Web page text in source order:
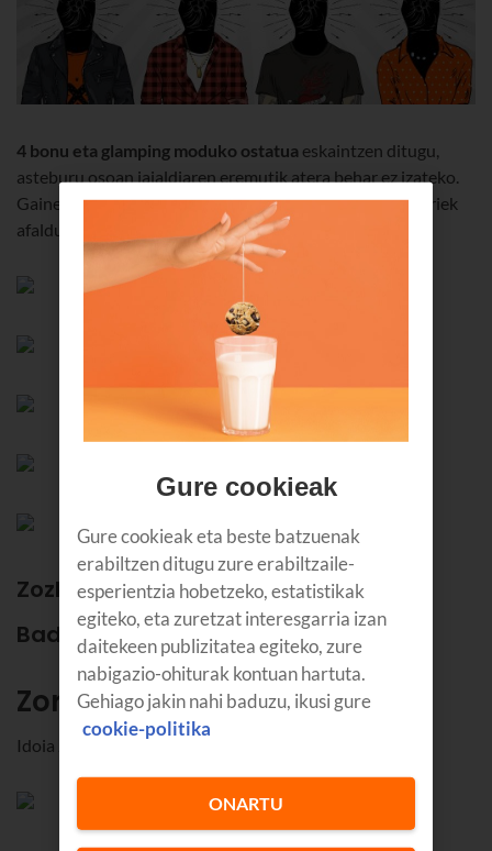
4 bonu eta glamping moduko ostatua eskaintzen ditugu,
asteburu osoan jaialdiaren eremutik atera behar ez izateko.
Gainera, backstagea ere erakutsiko dizuegu, eta musikariek
afalduko duten leku berean afalduko du guk ere.
Zozketa hau bukatu da.
Badugu irabazlea!
Zorionak!
Idoia Zuriarrain Arnal
Gure cookieak
Gure cookieak eta beste batzuenak
erabiltzen ditugu zure erabiltzaile-
esperientzia hobetzeko, estatistikak
egiteko, eta zuretzat interesgarria izan
daitekeen publizitatea egiteko, zure
nabigazio-ohiturak kontuan hartuta.
Gehiago jakin nahi baduzu, ikusi gure
cookie-politika
ONARTU